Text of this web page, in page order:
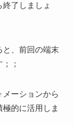
終了 しましょ
と、前回の端末
；
ーションから
的に活用しま